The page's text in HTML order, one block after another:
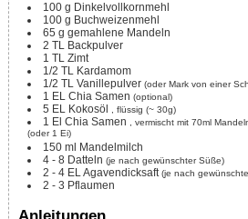
100 g Dinkelvollkornmehl
100 g Buchweizenmehl
65 g gemahlene Mandeln
2 TL Backpulver
1 TL Zimt
1/2 TL Kardamom
1/2 TL Vanillepulver (oder Mark von einer
1 EL Chia Samen (optional)
5 EL Kokosöl , flüssig (~ 30g)
1 El Chia Samen , vermischt mit 70ml
(oder 1 Ei)
150 ml Mandelmilch
4 - 8 Datteln (je nach gewünschter Süße)
2 - 4 ELAgavendicksaft (je nach
2 - 3 Pflaumen